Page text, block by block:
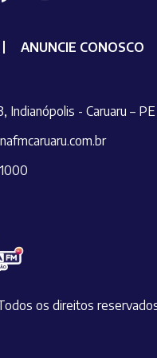
ANUNCIE CONOSCO
Indianópolis - Caruaru – PE
os direitos